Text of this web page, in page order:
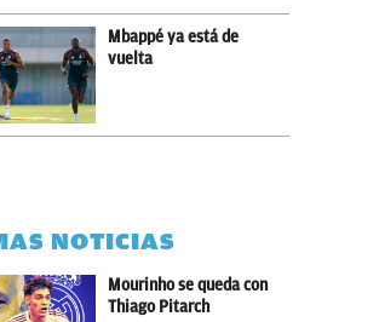
Mbappé ya está de
vuelta
NOTICIAS
Mourinho se queda con
Thiago Pitarch